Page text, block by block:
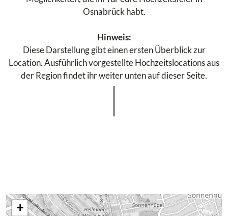
Osnabrück habt.
Hinweis:
Diese Darstellung gibt einen ersten Überblick zur
Location. Ausführlich vorgestellte Hochzeitslocations aus
der Region findet ihr weiter unten auf dieser Seite.
+